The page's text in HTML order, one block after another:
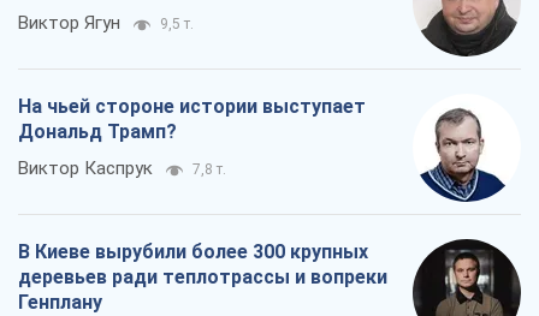
Виктор Ягун 9,5 т.
На чьей стороне истории выступает
Дональд Трамп?
Виктор Каспрук 7,8 т.
В Киеве вырубили более 300 крупных
деревьев ради теплотрассы и вопреки
Генплану